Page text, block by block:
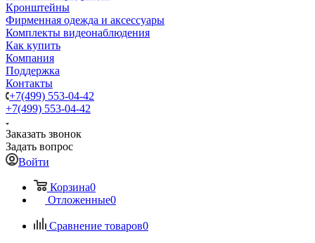
Кронштейны
Фирменная одежда и аксессуары
Комплекты видеонаблюдения
Как купить
Компания
Поддержка
Контакты
+7(499) 553-04-42
+7(499) 553-04-42
Заказать звонок
Задать вопрос
Войти
Корзина0
Отложенные0
Сравнение товаров0